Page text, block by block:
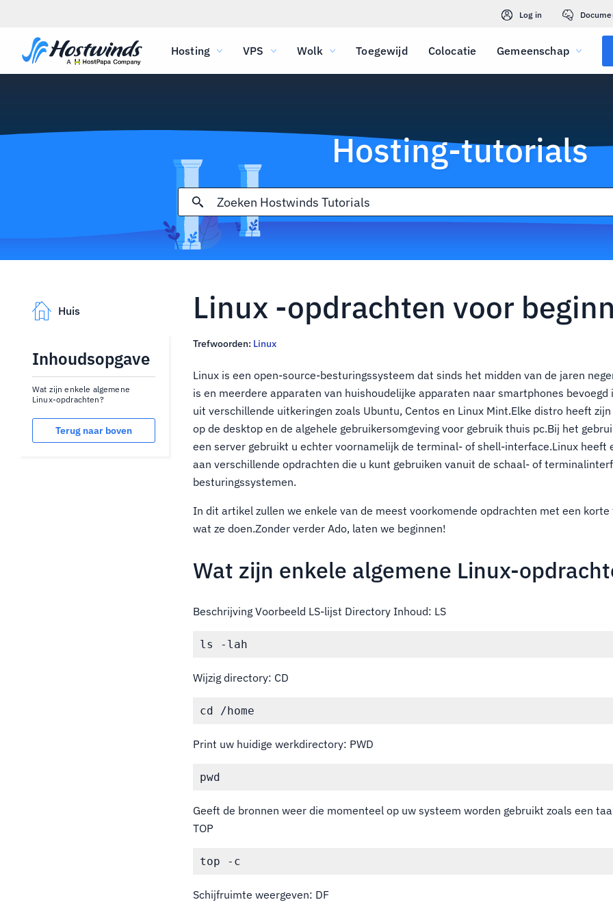
Log in
Hosting VPS Wolk Toegewijd Colocatie Gemeenschap
Hosting-tutorials
Huis
Inhoudsopgave
Wat zijn enkele algemene
Linux-opdrachten?
Terug naar boven
Linux -opdrachten voor
Trefwoorden: Linux
Linux is een open-source-besturingssysteem dat sinds het midden van de jaren
is en meerdere apparaten van huishoudelijke apparaten naar smartphones bevoegd
uit verschillende uitkeringen zoals Ubuntu, Centos en Linux Mint.Elke distro heeft
op de desktop en de algehele gebruikersomgeving voor gebruik thuis pc.Bij het
een server gebruikt u echter voornamelijk de terminal- of shell-interface.Linux heeft
aan verschillende opdrachten die u kunt gebruiken vanuit de schaal- of
besturingssystemen.
In dit artikel zullen we enkele van de meest voorkomende opdrachten met een
wat ze doen.Zonder verder Ado, laten we beginnen!
Wat zijn enkele algemene Linux-
Beschrijving Voorbeeld LS-lijst Directory Inhoud: LS
Wijzig directory: CD
Print uw huidige werkdirectory: PWD
Geeft de bronnen weer die momenteel op uw systeem worden gebruikt zoals een
TOP
Schijfruimte weergeven: DF